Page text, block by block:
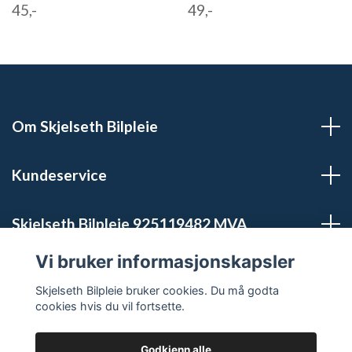
45,- 49,-
Om Skjelseth Bilpleie
Kundeservice
Skjelseth Bilpleie 925119482 MVA
Sosiale medier
Vi bruker informasjonskapsler
Skjelseth Bilpleie bruker cookies. Du må godta
cookies hvis du vil fortsette.
Godkjenn alle